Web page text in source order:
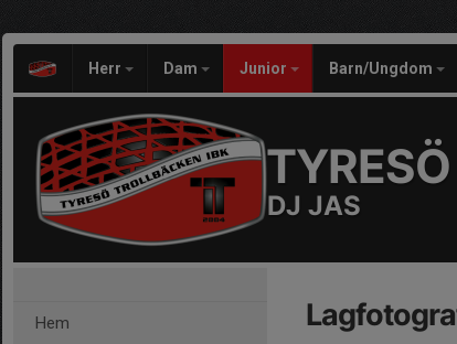
Herr Dam Junior Barn/Ungdom
DJ JAS
Hem